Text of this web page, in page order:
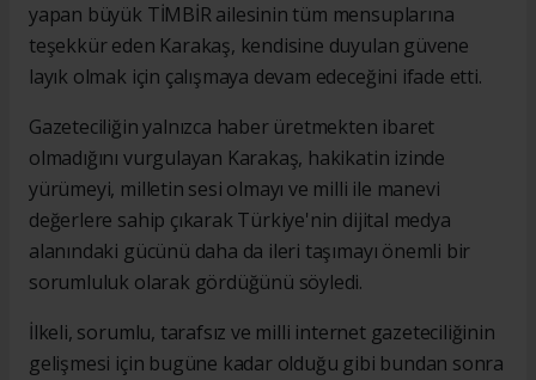
yapan büyük TİMBİR ailesinin tüm mensuplarına
teşekkür eden Karakaş, kendisine duyulan güvene
layık olmak için çalışmaya devam edeceğini ifade etti.
Gazeteciliğin yalnızca haber üretmekten ibaret
olmadığını vurgulayan Karakaş, hakikatin izinde
yürümeyi, milletin sesi olmayı ve milli ile manevi
değerlere sahip çıkarak Türkiye'nin dijital medya
alanındaki gücünü daha da ileri taşımayı önemli bir
sorumluluk olarak gördüğünü söyledi.
İlkeli, sorumlu, tarafsız ve milli internet gazeteciliğinin
gelişmesi için bugüne kadar olduğu gibi bundan sonra